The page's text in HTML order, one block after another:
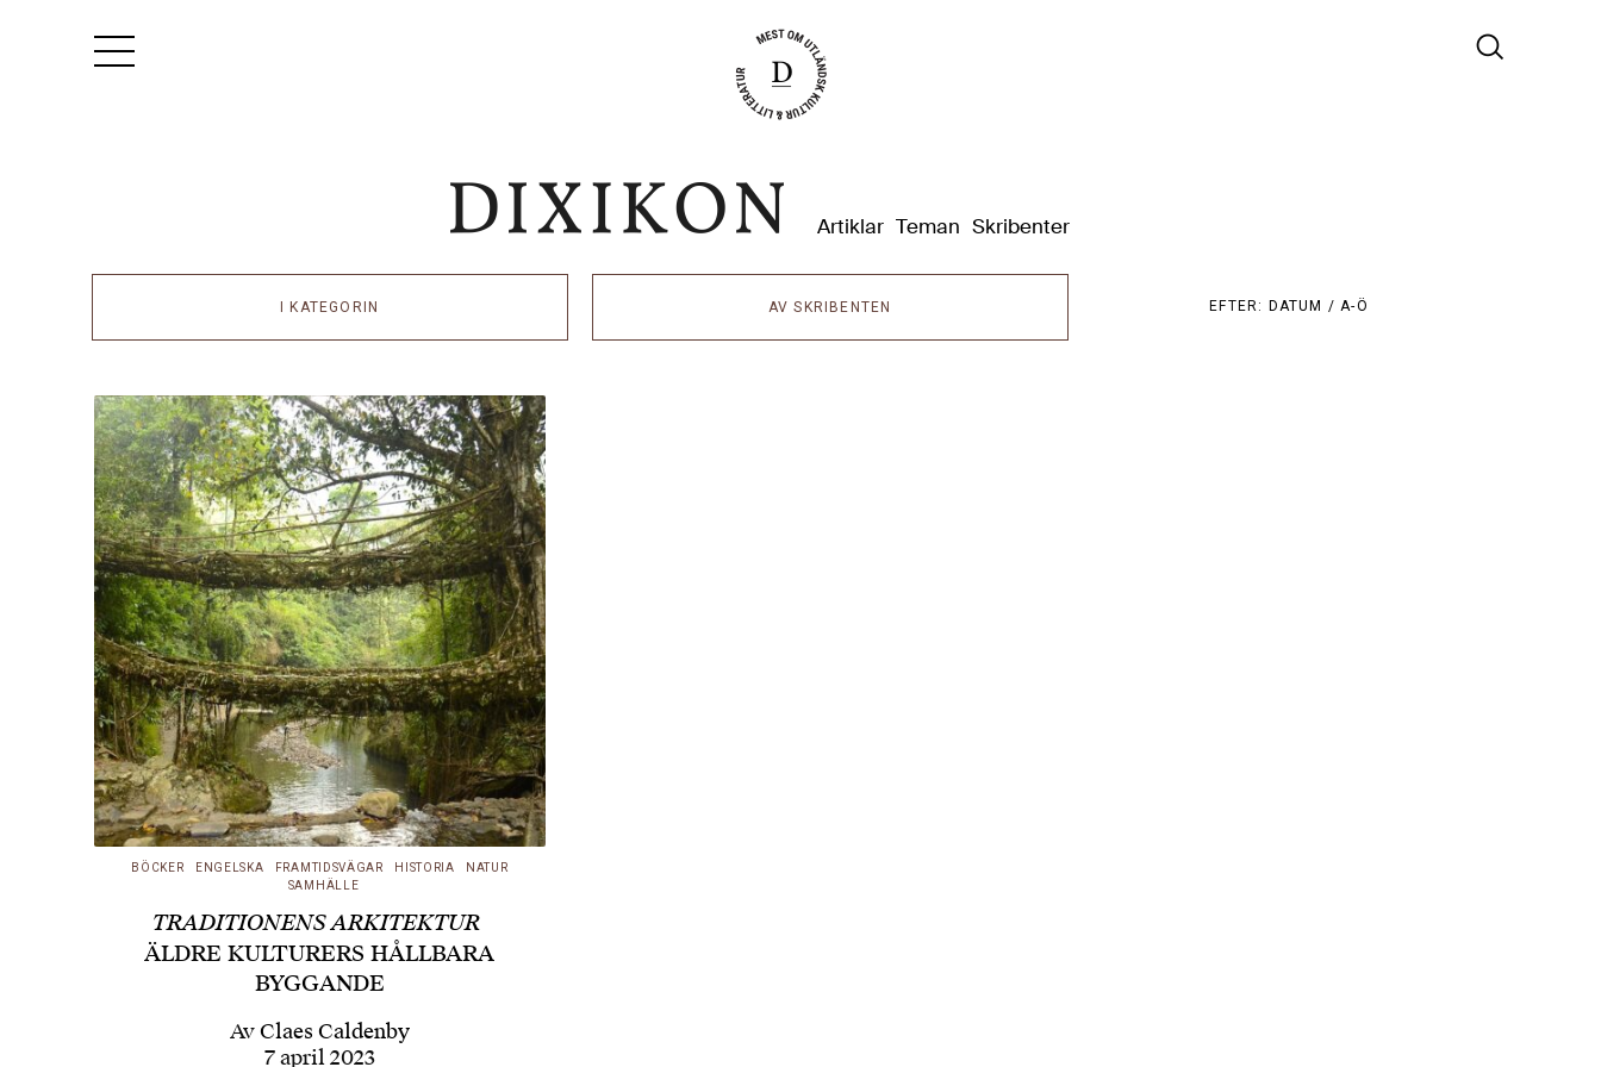
Artiklar Teman Skribenter
I KATEGORIN AV SKRIBENTEN EFTER: DATUM / A-Ö
BÖCKER ENGELSKA FRAMTIDSVÄGAR HISTORIA
NATUR
SAMHÄLLE
TRADITIONENS ARKITEKTUR
ÄLDRE KULTURERS HÅLLBARA
BYGGANDE
AvClaes Caldenby
7 april 2023